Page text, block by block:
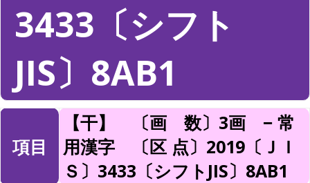
3433〔シフト
JIS〕8AB1
項目
【干】 〔画 数〕3画 − 常
用漢字 〔区 点〕2019〔ＪＩ
Ｓ〕3433〔シフトJIS〕8AB1